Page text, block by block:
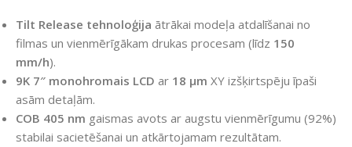
Tilt Release tehnoloģija ātrākai modeļa atdalīšanai no
filmas un vienmērīgākam drukas procesam (līdz 150
mm/h).
9K 7″ monohromais LCD ar 18 μm XY izšķirtspēju īpaši
asām detaļām.
COB 405 nm gaismas avots ar augstu vienmērīgumu (92%)
stabilai sacietēšanai un atkārtojamam rezultātam.